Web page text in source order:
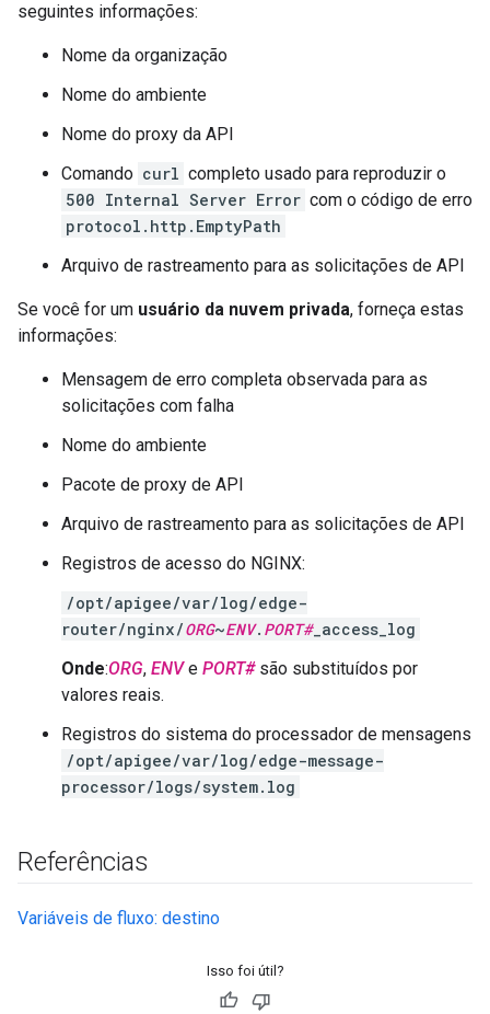
seguintes informações:
Nome da organização
Nome do ambiente
Nome do proxy da API
Comando curl completo usado para reproduzir o
500 Internal Server Error com o código de erro
protocol.http.EmptyPath
Arquivo de rastreamento para as solicitações de API
Se você for um usuário da nuvem privada, forneça estas
informações:
Mensagem de erro completa observada para as
solicitações com falha
Nome do ambiente
Pacote de proxy de API
Arquivo de rastreamento para as solicitações de API
Registros de acesso do NGINX:
/opt/apigee/var/log/edge-
router/nginx/ORG~ENV. PORT#_access_log
Onde:ORG, ENVe PORT#são substituídos por
valores reais.
Registros do sistema do processador de mensagens
/opt/apigee/var/log/edge-message-
processor/logs/system.log
Referências
Variáveis de fluxo: destino
Isso foi útil?